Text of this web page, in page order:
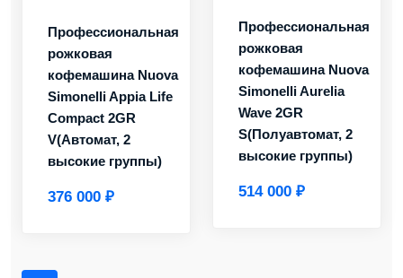
Профессиональная
рожковая
кофемашина Nuova
Simonelli Appia Life
Compact 2GR
V(Автомат, 2
высокие группы)
376 000 ₽
Профессиональная
рожковая
кофемашина Nuova
Simonelli Aurelia
Wave 2GR
S(Полуавтомат, 2
высокие группы)
514 000 ₽